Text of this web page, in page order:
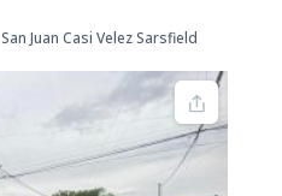
San Juan Casi Velez Sarsfield